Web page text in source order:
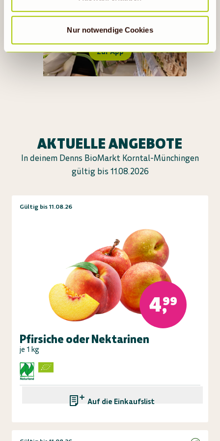
Nur notwendige Cookies
BIO APP
Zur App
AKTUELLE ANGEBOTE
In deinem Denns BioMarkt Korntal-Münchingen
gültig bis 11.08.2026
Gültig bis 11.08.26
4,99
Pfirsiche oder Nektarinen
je 1 kg
Auf die Einkaufsliste